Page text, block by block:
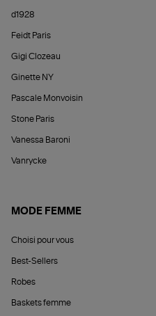
d1928
Feidt Paris
Gigi Clozeau
Ginette NY
Pascale Monvoisin
Stone Paris
Vanessa Baroni
Vanrycke
MODE FEMME
Choisi pour vous
Best-Sellers
Robes
Baskets femme